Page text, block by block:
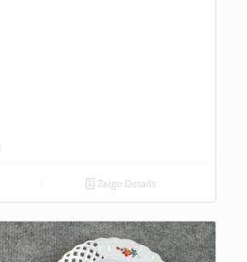
Zeige Details